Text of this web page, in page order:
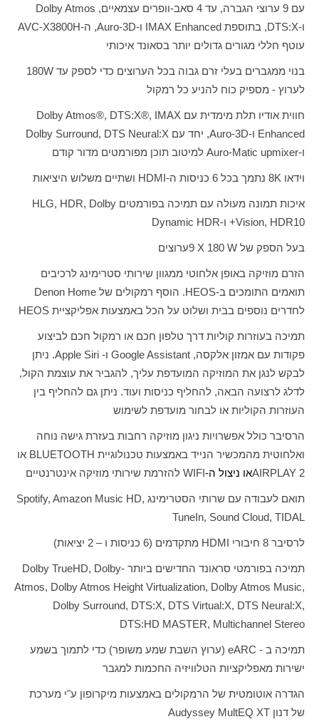
עם 9 ערוצי הגברה, עד 4 סאב-וופרים עצמאיים,
Dolby Atmos
ו-DTS:X, בתוספת IMAX Enhanced ו-Auro-3D, ה-AVC-X3800H
עוטף חללי מגורים גדולים יותר בסאונד איכותי
בנוי ממגברים בעלי זרם גבוה בכל הערוצים כדי לספק עד W
180
לערוץ - מספיק כוח להניע כל רמקול
חווית אודיו תלת מימדית עם Dolby Atmos®, DTS:X®, IMAX
Enhanced ו-Auro-3D, יחד עם Dolby Surround, DTS Neural:X
ו-Auro-Matic upmixer למיטוב תוכן מפורמטים מדור קודם
וידאו 8K נתמך בכל 6 כניסות ה- HDMI ושתיים משלוש היציאות
איכות תמונה מעולה עם תמיכה בפורמטים HLG, HDR, Dolby
Vision, HDR10+ ו-Dynamic HDR
בעל הספק של W
X ערוצים
הזרם מוזיקה באופן אלחוטי ממגוון שירותי סטרימינג לרכיבים
תואמים התומכים ב-HEOS. הוסף רמקולים של Denon Home
לחדרים נוספים בבית ושלוט על הכל באמצעות אפליקציית HEOS
תמיכה בעוזרות קוליות דרך טלפון חכם או רמקול חכם לביצוע
פקודות עם אמזון אלקסה, Google Assistant ו- Apple Siri. ניתן
לבקש לנגן את המוזיקה המועדפת עליך, להגביר את עוצמת הקול,
לדלג לרצועה הבאה, להחליף כניסות ועוד. ניתן גם להחליף בין
העוזרות הקוליות או לבחור מועדפת לשימוש
הרסיבר כולל אפשרויות ניגון מוזיקה רחבות בעזרת גישה נוחה
ואלחוטית מהמכשיר הנייד באמצעות טכנולוגיית BLUETOOTH או
AIRPLAY 2או ניצול ה-WIFI להזרמת שירותי מוזיקה אינטרנטיים
תואם לעבודה עם שרותי הסטרימינג Spotify, Amazon Music HD,
TuneIn, Sound Cloud, TIDAL
לרסיבר 8 חיבורי HDMI מתקדמים (6 כניסות ו – 2 יציאות)
תמיכה בפורמטי סראונד החדישים ביותר -Dolby TrueHD, Dolby
Atmos, Dolby Atmos Height Virtualization, Dolby Atmos Music,
Dolby Surround, DTS:X, DTS Virtual:X, DTS Neural:X,
DTS:HD MASTER, Multichannel Stereo
תמיכה ב - eARC (ערוץ השבת שמע משופר) כדי לתמוך בשמע
ישירות מאפליקציות הטלוויזיה החכמות למגבר
הגדרה אוטומטית של הרמקולים באמצעות מיקרופון ע"י מערכת
של דנון Audyssey MultEQ XT